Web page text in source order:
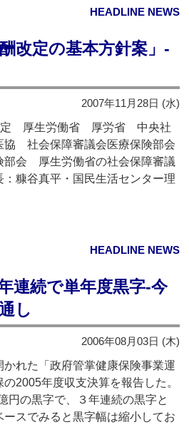
HEADLINE NEWS
改定の基本方針案」‐
2007年11月28日 (水)
定 厚生労働省 厚労省 中央社
社会保障審議会医療保険部会
部会 厚生労働省の社会保障審議
糠谷真平・国民生活センター理
HEADLINE NEWS
連続で単年度黒字‐今
し
2006年08月03日 (木)
れた「政府管掌健康保険事業運
2005年度収支決算を報告した。
円の黒字で、３年連続の黒字と
スでみると黒字幅は縮小してお